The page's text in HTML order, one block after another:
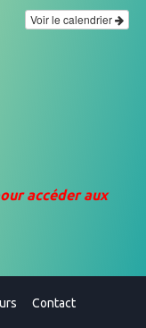
Voir le calendrier
accéder aux
Contact